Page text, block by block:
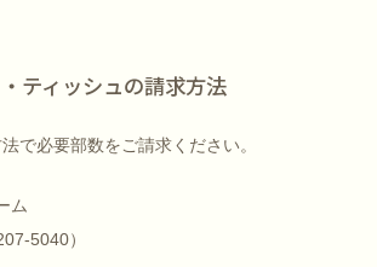
ティッシュの請求方法
で必要部数をご請求ください。
ム
5040）